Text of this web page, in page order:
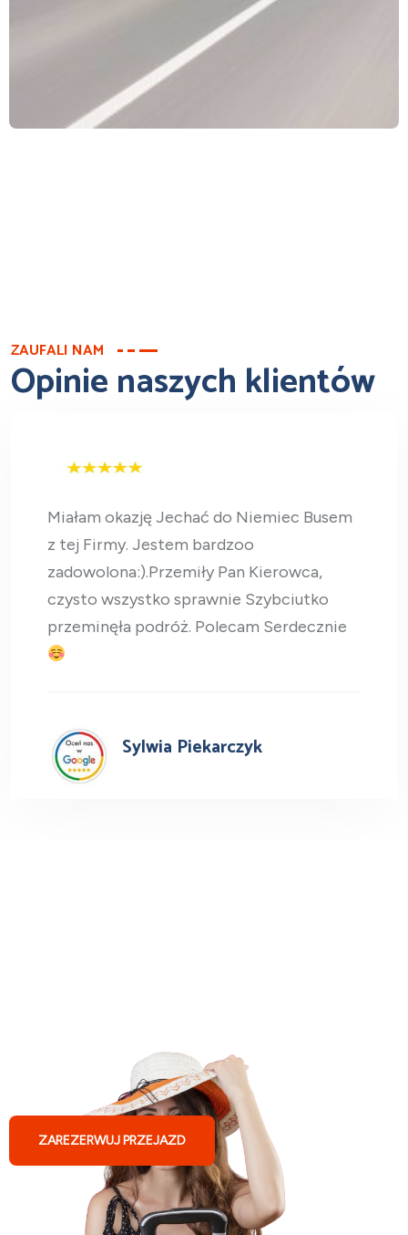
ZAUFALI NAM
Opinie naszych klientów
Chyba najlepszy przewoznik, jakiego
znam, od 10 lat. Punktualni, uprzejmi
kierowca, dobrze ulozone trasy i nie
przemeczeni kierowcy. Polecam.
ZAREZERWUJ PRZEJAZD